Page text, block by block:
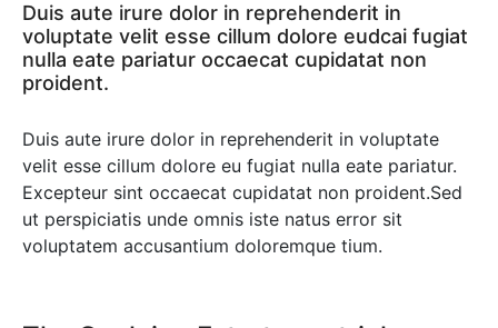
Duis aute irure dolor in reprehenderit in
voluptate velit esse cillum dolore eudcai fugiat
nulla eate pariatur occaecat cupidatat non
proident.
Duis aute irure dolor in reprehenderit in voluptate
velit esse cillum dolore eu fugiat nulla eate pariatur.
Excepteur sint occaecat cupidatat non proident.Sed
ut perspiciatis unde omnis iste natus error sit
voluptatem accusantium doloremque tium.